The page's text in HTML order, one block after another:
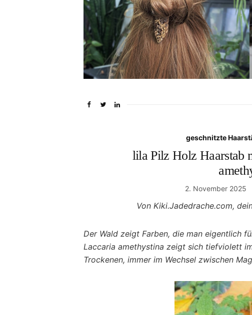
geschnitzte
lila Pilz Holz Haarstab
2. November 2025
Von Kiki.Jadedrache.com,
Der Wald zeigt Farben, die man eigentlich
Laccaria amethystina zeigt sich tiefviolett
Trockenen, immer im Wechsel zwischen